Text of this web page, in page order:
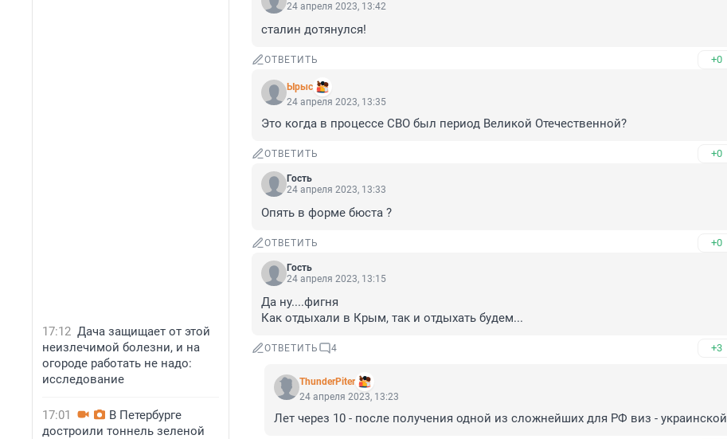
17:12 Дача защищает от этой
неизлечимой болезни, и на
огороде работать не надо:
исследование
17:01
В Петербурге
достроили тоннель зеленой
24 апреля 2023, 13:42
сталин дотянулся!
ОТВЕТИТЬ +0
Ырыс
24 апреля 2023, 13:35
Это когда в процессе СВО был период Великой Отечественной?
ОТВЕТИТЬ +0
Гость
24 апреля 2023, 13:33
Опять в форме бюста ?
ОТВЕТИТЬ +0
Гость
24 апреля 2023, 13:15
Да ну....фигня
Как отдыхали в Крым, так и отдыхать будем...
ОТВЕТИТЬ 4 +3
ThunderPiter
24 апреля 2023, 13:23
Лет через 10 - после получения одной из сложнейших для РФ виз - украинской